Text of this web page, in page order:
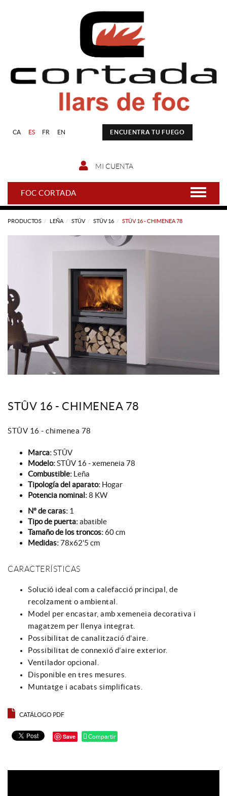
CA ES FR EN ENCUENTRA TU FUEGO
MI CUENTA
FOC CORTADA
PRODUCTOS LEÑA STÛV STÛV 16 STÛV 16 - CHIMENEA 78
STÛV 16 - CHIMENEA 78
STÛV 16 - chimenea 78
Marca:STÛV
Modelo:STÛV 16 - xemeneia 78
Combustible: Leña
Tipología del aparato: Hogar
Potencia nominal:8 KW
Nº de caras: 1
Tipo de puerta:abatible
Tamaño de los troncos:60 cm
Medidas:78x62'5 cm
CARACTERÍSTICAS
Solució ideal com a calefacció principal, de
recolzament o ambiental.
Model per encastar, amb xemeneia decorativa i
magatzem per llenya integrat.
Possibilitat de canalització d’aire.
Possibilitat de connexió d’aire exterior.
Ventilador opcional.
Disponible en tres mesures.
Muntatge i acabats simplificats.
CATÁLOGO PDF
Save Compartir